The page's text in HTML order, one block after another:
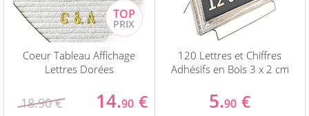
Coeur Tableau Affichage
Lettres Dorées
18.90 € 14.90 €
120 Lettres et Chiffres
Adhésifs en Bois 3 x 2 cm
5.90 €